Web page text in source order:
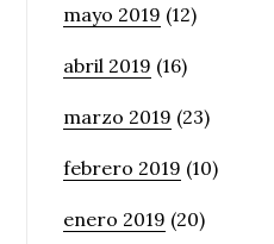
mayo 2019 (12)
abril 2019 (16)
marzo 2019 (23)
febrero 2019 (10)
enero 2019 (20)